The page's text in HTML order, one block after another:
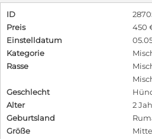
ID
Preis
450
Einstelldatum
Kategorie
Rasse
Geschlecht
Alter
2
Geburtsland
Größe